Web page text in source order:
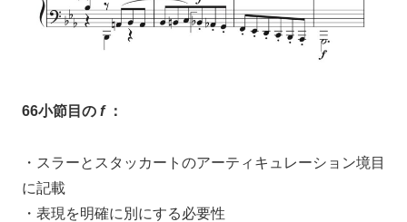
66小節目の f ：
・スラーとスタッカートのアーティキュレーション境目
に記載
・表現を明確に別にする必要性